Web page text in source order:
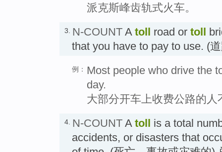
派克斯峰齿轨式火车。
3. N-COUNT A toll road or toll
that you have to pay to use. (
例： Most people who drive the
day.
大部分开车上收费公路的
4. N-COUNT A toll is a total
accidents, or disasters that